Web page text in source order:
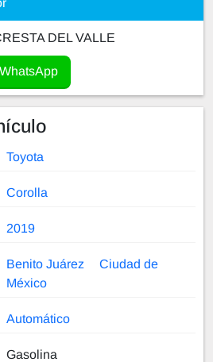
DEL VALLE
WhatsApp
Toyota
Corolla
2019
Benito Juárez
Ciudad de
México
Automático
Gasolina